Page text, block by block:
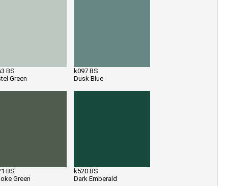
BS
Green
k097 BS
Dusk Blue
BS
Green
k520 BS
Dark Emberald